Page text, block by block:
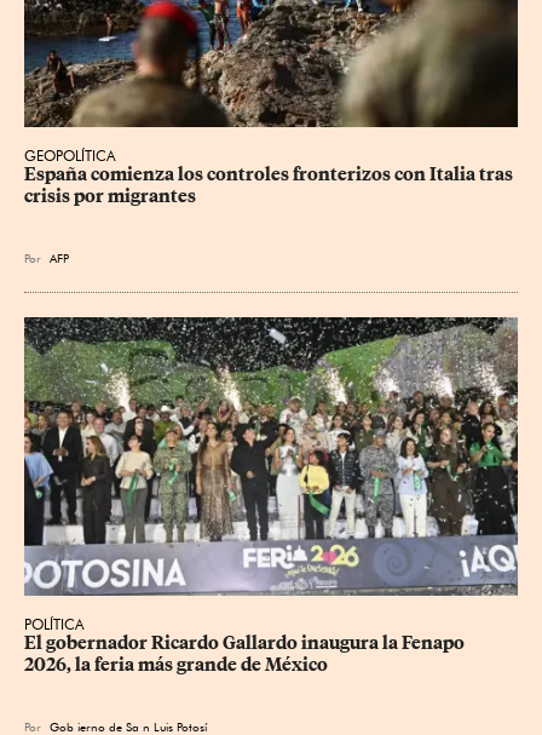
GEOPOLÍTICA
España comienza los controles fronterizos con Italia tras
crisis por migrantes
Por AFP
POLÍTICA
​El gobernador Ricardo Gallardo inaugura la Fenapo
2026, la feria más grande de México
Por Gob ierno de Sa n Luis Potosí